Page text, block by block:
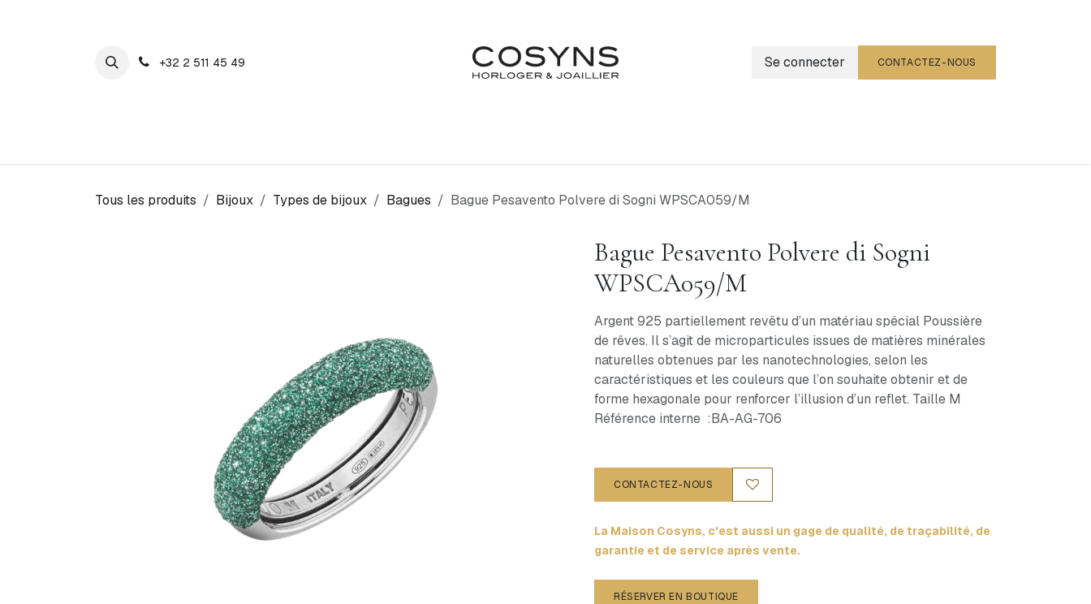
+32 2 511 45 49 Se connecter CONTACTEZ-NOUS
Tous les produits Bijoux Types de bijoux Bagues Bague Pesavento Polvere di Sogni WPSCA059/M
Bague Pesavento Polvere di Sogni
WPSCA059/M
Argent 925 partiellement revêtu d’un matériau spécial Poussière
de rêves. Il s’agit de microparticules issues de matières minérales
naturelles obtenues par les nanotechnologies, selon les
caractéristiques et les couleurs que l’on souhaite obtenir et de
forme hexagonale pour renforcer l’illusion d’un reflet. Taille M
Référence interne :BA-AG-706
CONTACTEZ-NOUS
La Maison Cosyns, c'est aussi un gage de qualité, de traçabilité, de
garantie et de service après vente.
RÉSERVER EN BOUTIQUE